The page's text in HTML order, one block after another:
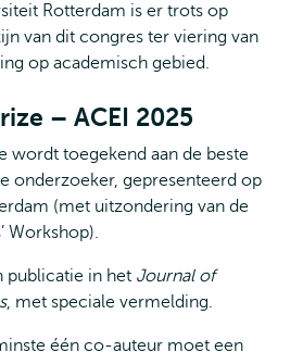
Rotterdam is er trots op
van dit congres ter viering van
op academisch gebied.
– ACEI 2025
wordt toegekend aan de beste
onderzoeker, gepresenteerd op
(met uitzondering van de
Workshop).
publicatie in het Journal of
, met speciale vermelding.
één co-auteur moet een